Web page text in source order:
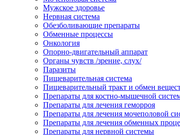
Мужское здоровье
Нервная система
Обезболивающие препараты
Обменные процессы
Онкология
Опорно-двигательный аппарат
Органы чувств /зрение, слух/
Паразиты
Пищеварительная система
Пищеварительный тракт и обмен
Препараты для костно-мышечной
Препараты для лечения геморроя
Препараты для лечения мочеполовой
Препараты для лечения обменных
Препараты для нервной системы